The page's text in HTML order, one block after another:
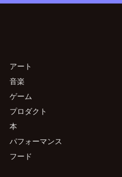
アート
音楽
ゲーム
プロダクト
本
パフォーマンス
フード